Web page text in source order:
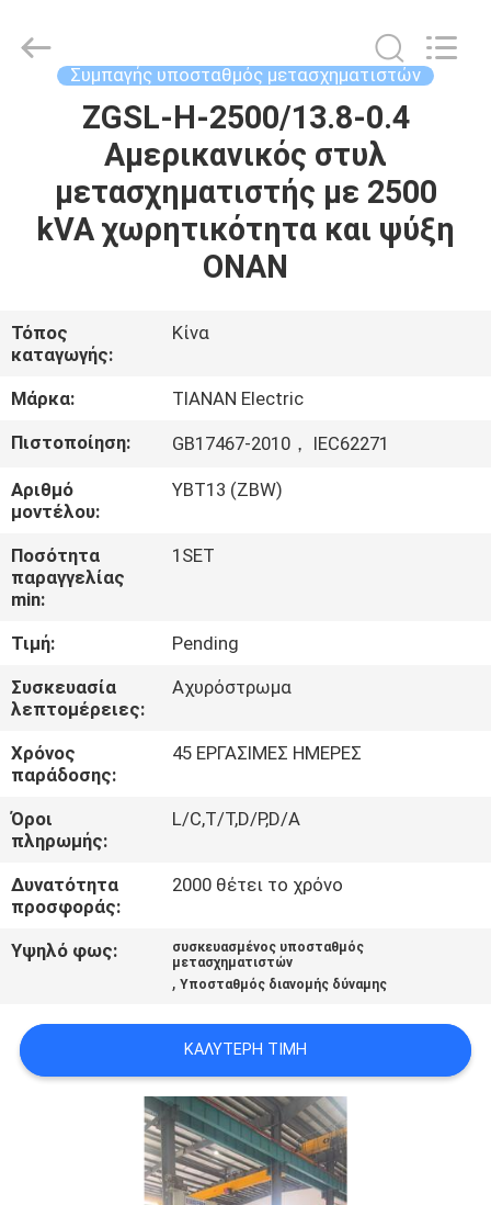
ΠΡΟΪΌΝΤΑ
ΕΜΦΆΝΙΣΗ
ΠΕΡΊΠΟΥ
ΕΜΕΊΣ
ΓΎΡΟΣ
ΕΡΓΟΣΤΑΣΊΩΝ
ΠΟΙΟΤΙΚΌΣ
ΈΛΕΓΧΟΣ
ΜΑΣ
ΕΛΆΤΕ
ΣΕ
ΜΕ
ΕΙΔΉΣΕΙΣ
ΑΠΌΣΠΑΣΜΑ
(Group)
Co.,Ltd..
Συμπαγής υποσταθμός μετασχηματιστών
ZGSL-H-2500/13.8-0.4
Αμερικανικός στυλ
μετασχηματιστής με 2500
kVA χωρητικότητα και ψύξη
ONAN
Τόπος
καταγωγής:
Κίνα
Μάρκα:
TIANAN Electric
Πιστοποίηση:
GB17467-2010， IEC62271
Αριθμό
μοντέλου:
YBT13 (ZBW)
Ποσότητα
παραγγελίας
min:
1SET
Τιμή:
Pending
Συσκευασία
λεπτομέρειες:
Αχυρόστρωμα
Χρόνος
παράδοσης:
45 ΕΡΓΑΣΙΜΕΣ ΗΜΕΡΕΣ
Όροι
πληρωμής:
L/C,T/T,D/P,D/A
Δυνατότητα
προσφοράς:
2000 θέτει το χρόνο
Υψηλό φως:
συσκευασμένος υποσταθμός
μετασχηματιστών
,Υποσταθμός διανομής δύναμης
ΚΑΛΎΤΕΡΗ ΤΙΜΉ